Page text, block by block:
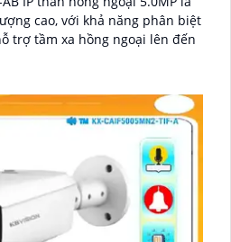
cao, với khả năng phân biệt